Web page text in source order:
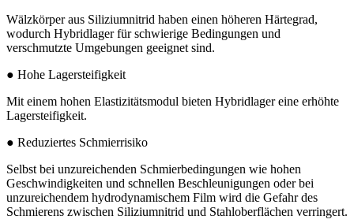
Wälzkörper aus Siliziumnitrid haben einen höheren Härtegrad,
wodurch Hybridlager für schwierige Bedingungen und
verschmutzte Umgebungen geeignet sind.
● Hohe Lagersteifigkeit
Mit einem hohen Elastizitätsmodul bieten Hybridlager eine erhöhte
Lagersteifigkeit.
● Reduziertes Schmierrisiko
Selbst bei unzureichenden Schmierbedingungen wie hohen
Geschwindigkeiten und schnellen Beschleunigungen oder bei
unzureichendem hydrodynamischem Film wird die Gefahr des
Schmierens zwischen Siliziumnitrid und Stahloberflächen verringert.